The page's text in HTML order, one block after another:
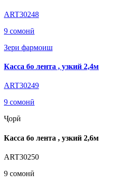
ART30248
9 сомонӣ
Зери фармоиш
Касса бо лента , узкий 2,4м
ART30249
9 сомонӣ
Ҷорӣ
Касса бо лента , узкий 2,6м
ART30250
9 сомонӣ